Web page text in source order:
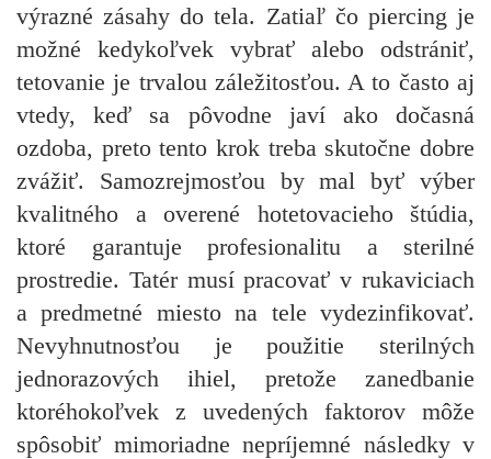
výrazné zásahy do tela. Zatiaľ čo piercing je
možné kedykoľvek vybrať alebo odstrániť,
tetovanie je trvalou záležitosťou. A to často aj
vtedy, keď sa pôvodne javí ako dočasná
ozdoba, preto tento krok treba skutočne dobre
zvážiť. Samozrejmosťou by mal byť výber
kvalitného a overené hotetovacieho štúdia,
ktoré garantuje profesionalitu a sterilné
prostredie. Tatér musí pracovať v rukaviciach
a predmetné miesto na tele vydezinfikovať.
Nevyhnutnosťou je použitie sterilných
jednorazových ihiel, pretože zanedbanie
ktoréhokoľvek z uvedených faktorov môže
spôsobiť mimoriadne nepríjemné následky v